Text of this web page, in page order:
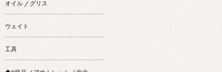
オイル / グリス
ウェイト
工具